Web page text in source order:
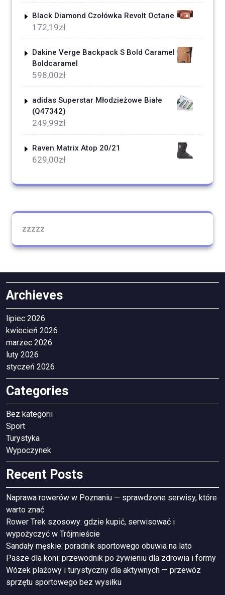
Black Diamond Czołówka Revolt Octane
172,19zł
Dakine Verge Backpack S Bold Caramel
Boldcaramel
598,00zł
adidas Superstar Młodzieżowe Białe
(Q47342)
249,99zł
Raven Matrix Atop 20/21
629,00zł
zzzzz
Archieves
lipiec 2026
kwiecień 2026
marzec 2026
luty 2026
styczeń 2026
Categories
Bez kategorii
Sport
Turystyka
Wypoczynek
Recent Posts
Naprawa rowerów w Poznaniu — sprawdzone serwisy, które
warto znać
Rower Trek szosowy: gdzie kupić, serwisować i
wypożyczyć w Trójmieście
Sandały męskie: poradnik sportowego obuwia na lato
Pasze dla koni: przewodnik po żywieniu dla zdrowia i formy
Wózek plażowy i turystyczny dla aktywnych — przewóz
sprzętu sportowego bez wysiłku